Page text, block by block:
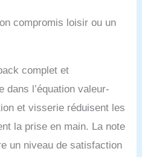
compromis loisir ou un
complet et
dans l’équation valeur-
et visserie réduisent les
la prise en main. La note
un niveau de satisfaction